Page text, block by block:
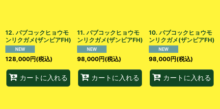
12. バブコックヒョウモ
ンリクガメ(ザンビアFH)
128,000円(税込)
カートに入れる
11. バブコックヒョウモ
ンリクガメ(ザンビアFH)
98,000円(税込)
カートに入れる
10. バブコックヒョウモ
ンリクガメ(ザンビアFH)
98,000円(税込)
カートに入れる